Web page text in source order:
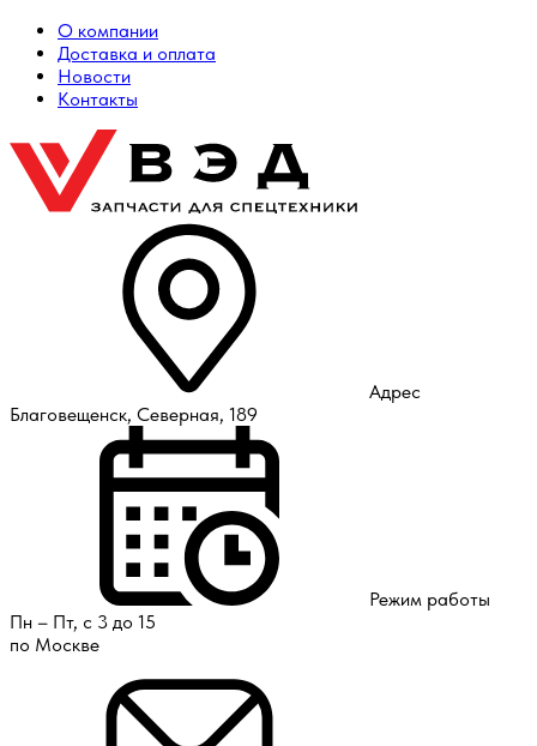
О компании
Доставка и оплата
Новости
Контакты
Адрес
Благовещенск, Северная, 189
Режим работы
Пн – Пт, с 3 до 15
по Москве